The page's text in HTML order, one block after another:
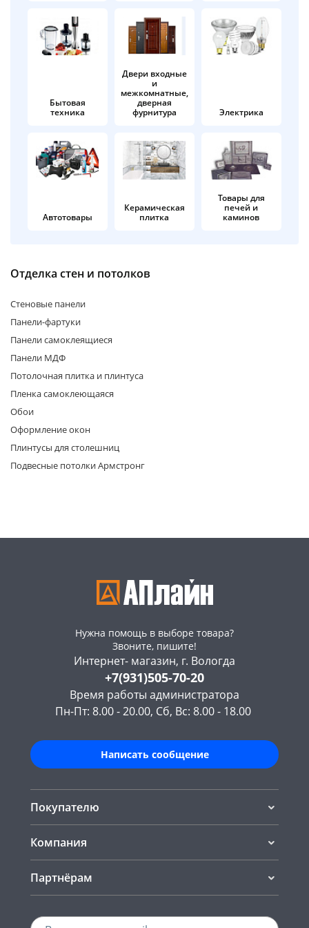
Бытовая
техника
Двери входные
и
межкомнатные,
дверная
фурнитура
Электрика
Автотовары
Керамическая
плитка
Товары для
печей и
каминов
Отделка стен и потолков
Стеновые панели
Панели-фартуки
Панели самоклеящиеся
Панели МДФ
Потолочная плитка и плинтуса
Пленка самоклеющаяся
Обои
Оформление окон
Плинтусы для столешниц
Подвесные потолки Армстронг
Нужна помощь в выборе товара?
Звоните, пишите!
Интернет- магазин, г. Вологда
+7(931)505-70-20
Время работы администратора
Пн-Пт: 8.00 - 20.00, Сб, Вс: 8.00 - 18.00
Написать сообщение
Покупателю
Компания
Партнёрам
об оплате Плайтом
раз в 2
недели
Остались вопросы?
8 800 302-02-51
plait.ru